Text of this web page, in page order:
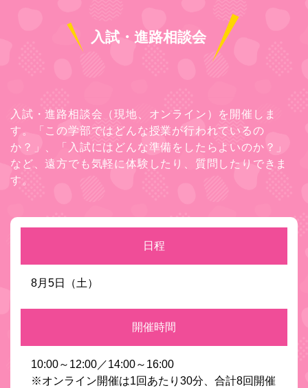
入試・進路相談会
入試・進路相談会（現地、オンライン）を開催しま
す。「この学部ではどんな授業が行われているの
か？」、「入試にはどんな準備をしたらよいのか？」
など、遠方でも気軽に体験したり、質問したりできま
す。
日程
8月5日（土）
開催時間
10:00～12:00／14:00～16:00
※オンライン開催は1回あたり30分、合計8回開催